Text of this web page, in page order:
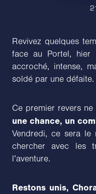
Revivez quelques
face au Portel, hier
accroché, intense,
soldé par une défaite.
Ce premier revers ne
une chance, un
Vendredi, ce sera
chercher avec les
l’aventure.
Restons unis,